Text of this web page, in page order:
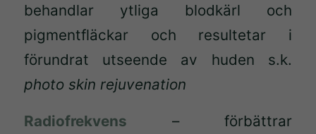
behandlar ytliga blodkärl och
pigmentfläckar och resultetar i
förundrat utseende av huden s.k.
photo skin rejuvenation
Radiofrekvens – förbättrar